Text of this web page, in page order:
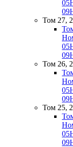
05
09
Том 27,
05
09
Том 26,
05
09
Том 25,
05
09